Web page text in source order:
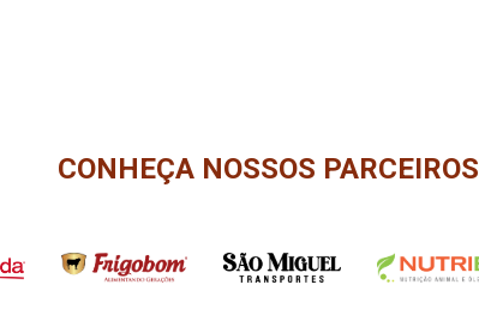
CONHEÇA NOSSOS PARCEIROS